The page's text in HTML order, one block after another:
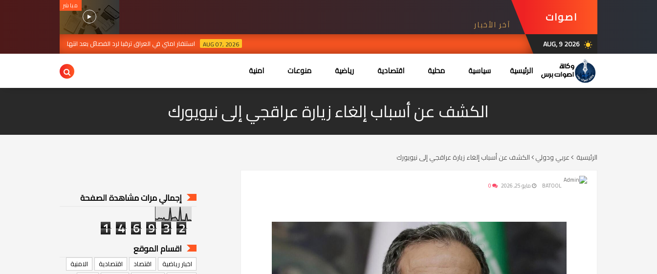
اصوات
برس
آخر الأخبار
مباشر
wb_sunny
AUG, 9 2026 استنفار امتي في العراق ترقبا لرد الفصائل بعد انتهاءالمهلة
الرئيسية سياسية محلية اقتصادية رياضية منوعات امنية
الكشف عن أسباب إلغاء زيارة عراقجي إلى نيويورك
الرئيسية عربي ودولي الكشف عن أسباب إلغاء زيارة عراقجي إلى نيويورك
BATOOL مايو 25, 2026
إجمالي مرات مشاهدة الصفحة
1 4 6 9 3 2
اقسام الموقع
اخبار رياضية اقتصاد اقتصادية
الامنية